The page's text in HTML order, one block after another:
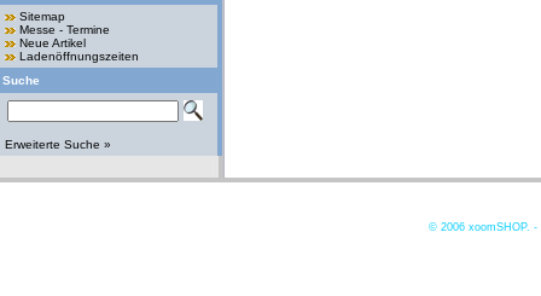
Sitemap
Messe - Termine
Neue Artikel
Ladenöffnungszeiten
Suche
Erweiterte Suche »
© 2006 xoomSHOP. -